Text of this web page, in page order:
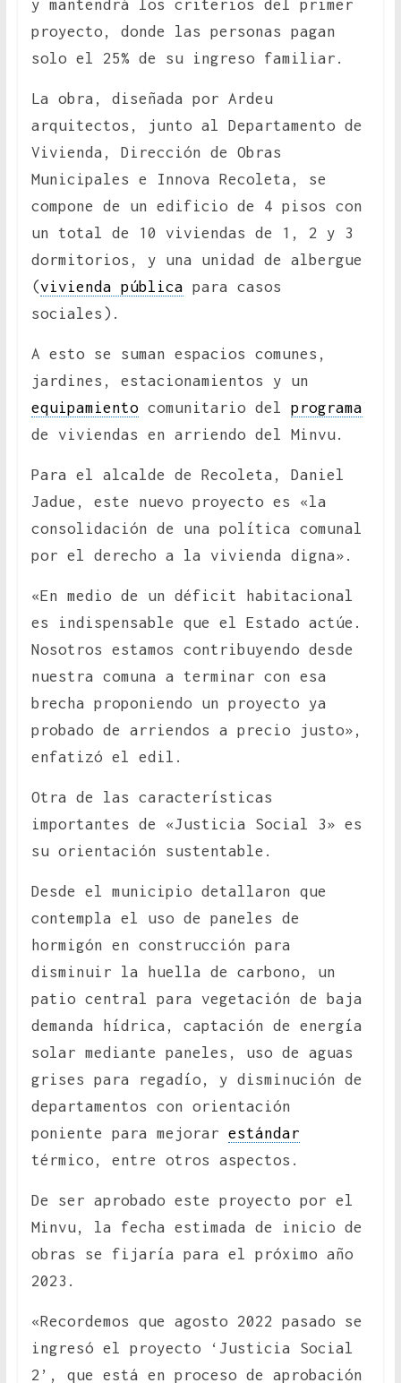
y mantendrá los criterios del primer
proyecto, donde las personas pagan
solo el 25% de su ingreso familiar.
La obra, diseñada por Ardeu
arquitectos, junto al Departamento de
Vivienda, Dirección de Obras
Municipales e Innova Recoleta, se
compone de un edificio de 4 pisos con
un total de 10 viviendas de 1, 2 y 3
dormitorios, y una unidad de albergue
(vivienda pública para casos
sociales).
A esto se suman espacios comunes,
jardines, estacionamientos y un
equipamientocomunitario del programa
de viviendas en arriendo del Minvu.
Para el alcalde de Recoleta, Daniel
Jadue, este nuevo proyecto es «la
consolidación de una política comunal
por el derecho a la vivienda digna».
«En medio de un déficit habitacional
es indispensable que el Estado actúe.
Nosotros estamos contribuyendo desde
nuestra comuna a terminar con esa
brecha proponiendo un proyecto ya
probado de arriendos a precio justo»,
enfatizó el edil.
Otra de las características
importantes de «Justicia Social 3» es
su orientación sustentable.
Desde el municipio detallaron que
contempla el uso de paneles de
hormigón en construcción para
disminuir la huella de carbono, un
patio central para vegetación de baja
demanda hídrica, captación de energía
solar mediante paneles, uso de aguas
grises para regadío, y disminución de
departamentos con orientación
poniente para mejorar estándar
térmico, entre otros aspectos.
De ser aprobado este proyecto por el
Minvu, la fecha estimada de inicio de
obras se fijaría para el próximo año
2023.
«Recordemos que agosto 2022 pasado se
ingresó el proyecto ‘Justicia Social
2’, que está en proceso de aprobación